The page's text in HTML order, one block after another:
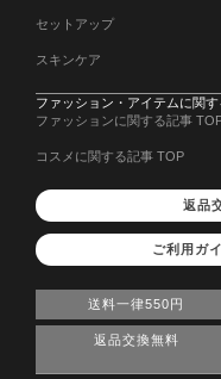
セットアップ
スキンケア
ファッション・アイテムに関
ファッションに関する記事
コスメに関する記事 TOP
返品
ご利用ガ
送料一律550円
返品交換無料